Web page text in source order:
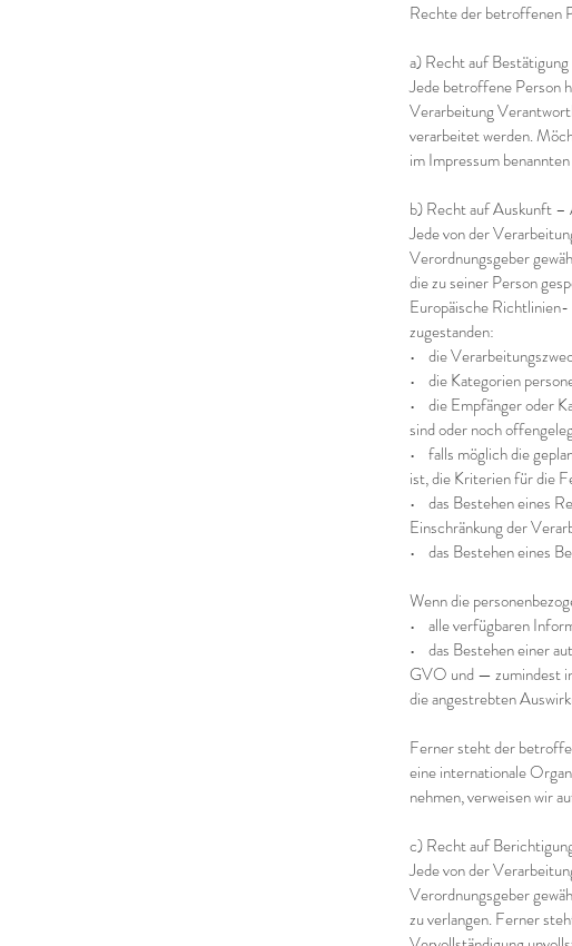
Rechte der betroffenen
a) Recht auf
Jede betroffene Person
Verarbeitung
verarbeitet werden.
im Impressum
b) Recht auf Auskunft
Jede von der
Verordnungsgeber
die zu seiner Person
Europäische
zugestanden:
• die
• die Kategorien
• die Empfänger oder
sind oder noch
• falls möglich die
ist, die Kriterien für die
• das Bestehen eines
Einschränkung der
• das Bestehen eines
Wenn die
• alle verfügbaren
• das Bestehen einer
GVO und — zumindest
die angestrebten
Ferner steht der
eine internationale
nehmen, verweisen wir
c) Recht auf
Jede von der
Verordnungsgeber
zu verlangen. Ferner